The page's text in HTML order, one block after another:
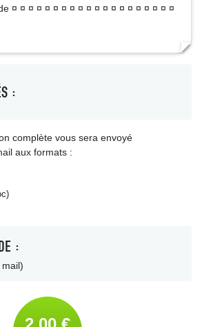
¤ ¤ ¤ ¤ ¤ ¤ ¤ ¤ ¤ ¤ ¤ ¤ ¤ ¤ ¤ ¤ ¤ ¤ ¤ ¤
:
complète vous sera envoyé
aux formats :
: